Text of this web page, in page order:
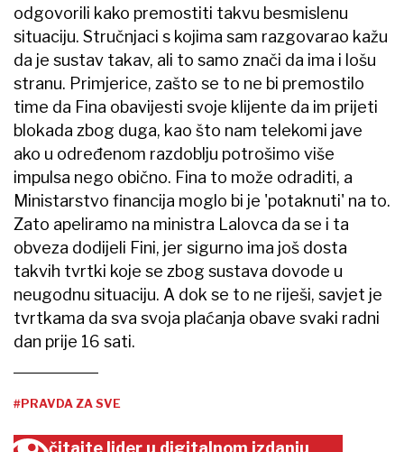
odgovorili kako premostiti takvu besmislenu
situaciju. Stručnjaci s kojima sam razgovarao kažu
da je sustav takav, ali to samo znači da ima i lošu
stranu. Primjerice, zašto se to ne bi premostilo
time da Fina obavijesti svoje klijente da im prijeti
blokada zbog duga, kao što nam telekomi jave
ako u određenom razdoblju potrošimo više
impulsa nego obično. Fina to može odraditi, a
Ministarstvo financija moglo bi je 'potaknuti' na to.
Zato apeliramo na ministra Lalovca da se i ta
obveza dodijeli Fini, jer sigurno ima još dosta
takvih tvrtki koje se zbog sustava dovode u
neugodnu situaciju. A dok se to ne riješi, savjet je
tvrtkama da sva svoja plaćanja obave svaki radni
dan prije 16 sati.
#PRAVDA ZA SVE
čitajte lider u digitalnom izdanju